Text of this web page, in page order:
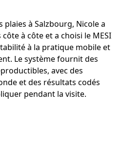
plaies à Salzbourg, Nicole a
à côte et a choisi le MESI
à la pratique mobile et
Le système fournit des
avec des
et des résultats codés
pendant la visite.